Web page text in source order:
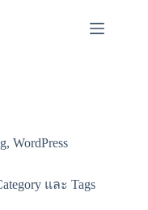
, WordPress
และ Tags